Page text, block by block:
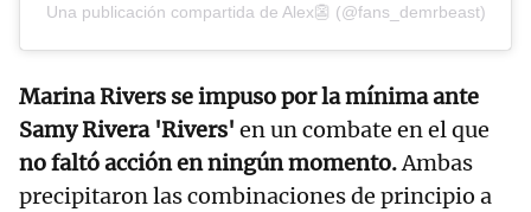
Una publicación compartida de Alex👺 (@fans_demrbeast)
Marina Rivers se impuso por la mínima ante
Samy Rivera 'Rivers' en un combate en el que
no faltó acción en ningún momento.Ambas
precipitaron las combinaciones de principio a